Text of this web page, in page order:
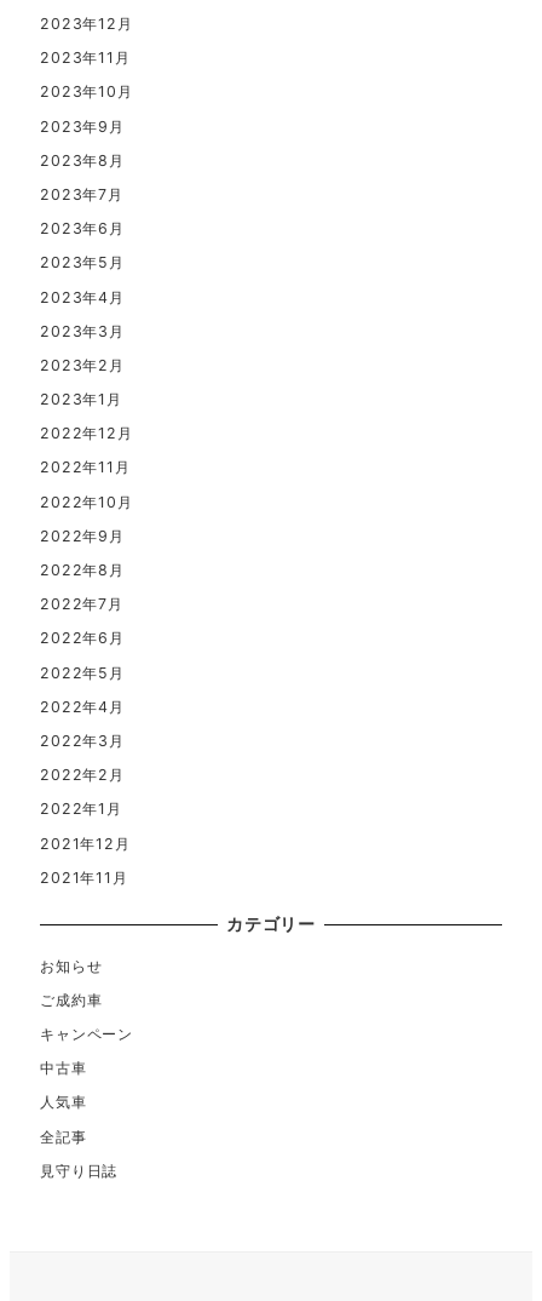
2023年12月
2023年11月
2023年10月
2023年9月
2023年8月
2023年7月
2023年6月
2023年5月
2023年4月
2023年3月
2023年2月
2023年1月
2022年12月
2022年11月
2022年10月
2022年9月
2022年8月
2022年7月
2022年6月
2022年5月
2022年4月
2022年3月
2022年2月
2022年1月
2021年12月
2021年11月
カテゴリー
お知らせ
ご成約車
キャンペーン
中古車
人気車
全記事
見守り日誌